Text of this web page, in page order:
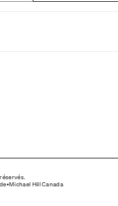
•Michael Hill Canada